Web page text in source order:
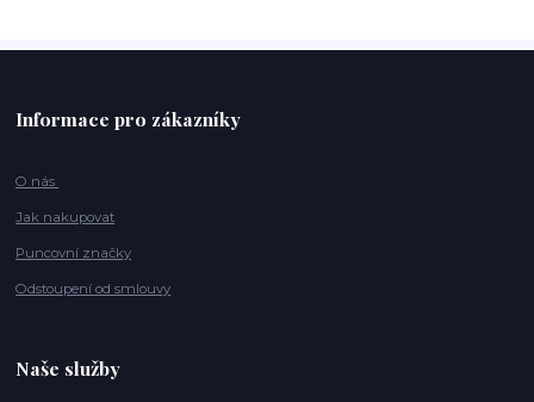
Informace pro zákazníky
O nás
Jak nakupovat
Puncovní značky
Odstoupení od smlouvy
Naše služby